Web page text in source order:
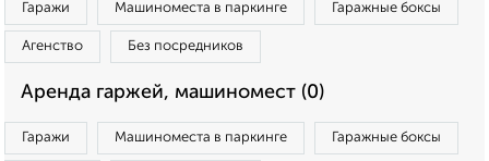
Гаражи Машиноместа в паркинге Гаражные боксы
Агенство Без посредников
Аренда гаржей, машиномест (0)
Гаражи Машиноместа в паркинге Гаражные боксы